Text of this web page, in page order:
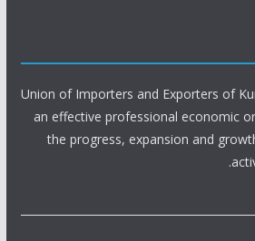
Union of Importers and Exporters of
an effective professional economic
the progress, expansion and